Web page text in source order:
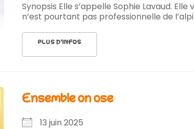
Synopsis Elle s’appelle Sophie Lavaud.
n’est pourtant pas professionnelle de
PLUS D’INFOS
ensemble on ose
13 juin 2025